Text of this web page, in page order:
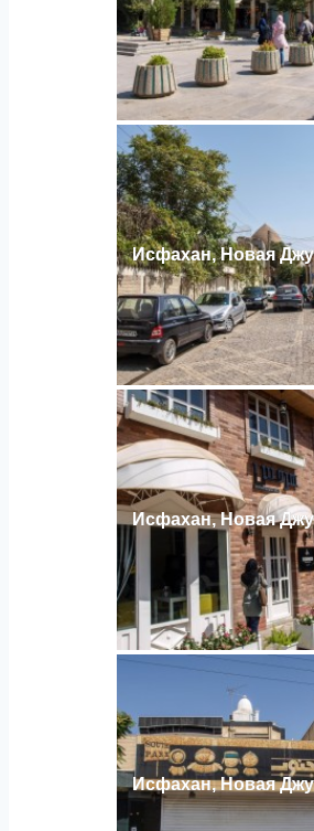
Исфахан, Новая
Исфахан, Новая
Исфахан, Новая